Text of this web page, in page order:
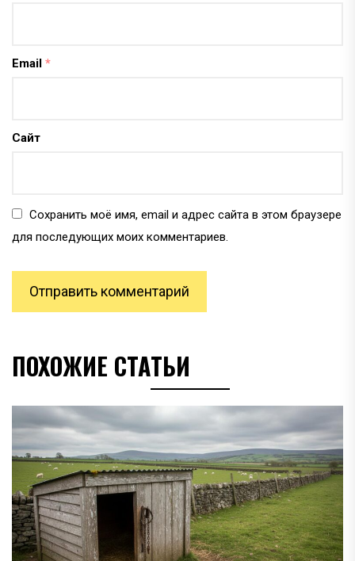
Email *
Сайт
Сохранить моё имя, email и адрес сайта в этом браузере
для последующих моих комментариев.
ПОХОЖИЕ СТАТЬИ